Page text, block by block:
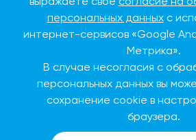
Суббота, воскресенье: выходные
115093, г. Москва, ул.
персональных данныхс
интернет-сервисов «Google
Метрика».
В случае несогласия с
персональных данных вы
сохранение cookie в
браузера.